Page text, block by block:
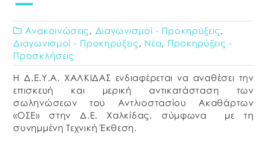
Ανακοινώσεις , Διαγωνισμοί - Προκηρύξεις ,
Διαγωνισμοί - Προκηρύξεις , Νέα, Προκηρύξεις -
Προσκλήσεις
Η Δ.Ε.Υ.Α. ΧΑΛΚΙΔΑΣ ενδιαφέρεται να αναθέσει την
επισκευή και μερική αντικατάσταση των
σωληνώσεων του Αντλιοστασίου Ακαθάρτων
«ΟΣΕ» στην Δ.Ε. Χαλκίδας, σύμφωνα με τη
συνημμένη Τεχνική Έκθεση.